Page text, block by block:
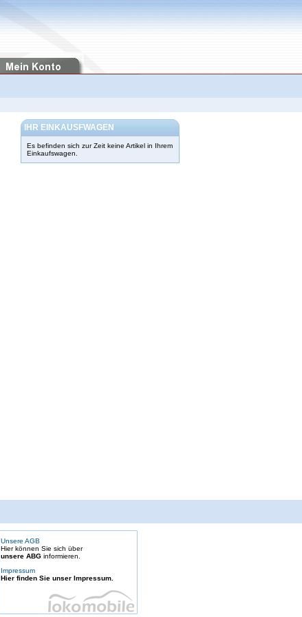
IHR EINKAUSFWAGEN
Es befinden sich zur Zeit keine Artikel in Ihrem
Einkaufswagen.
Unsere AGB
Hier können Sie sich über
unsere ABG informieren.
Impressum
Hier finden Sie unser Impressum.